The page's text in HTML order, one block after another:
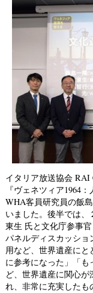
イタリア放送協会
『ヴェネツィア1964
WHA客員研究員の飯
いました。後半では
東生 氏と文化庁参事
パネルディスカッシ
用など、世界遺産に
に参考になった」「
ど、世界遺産に関心
れ、非常に充実したも